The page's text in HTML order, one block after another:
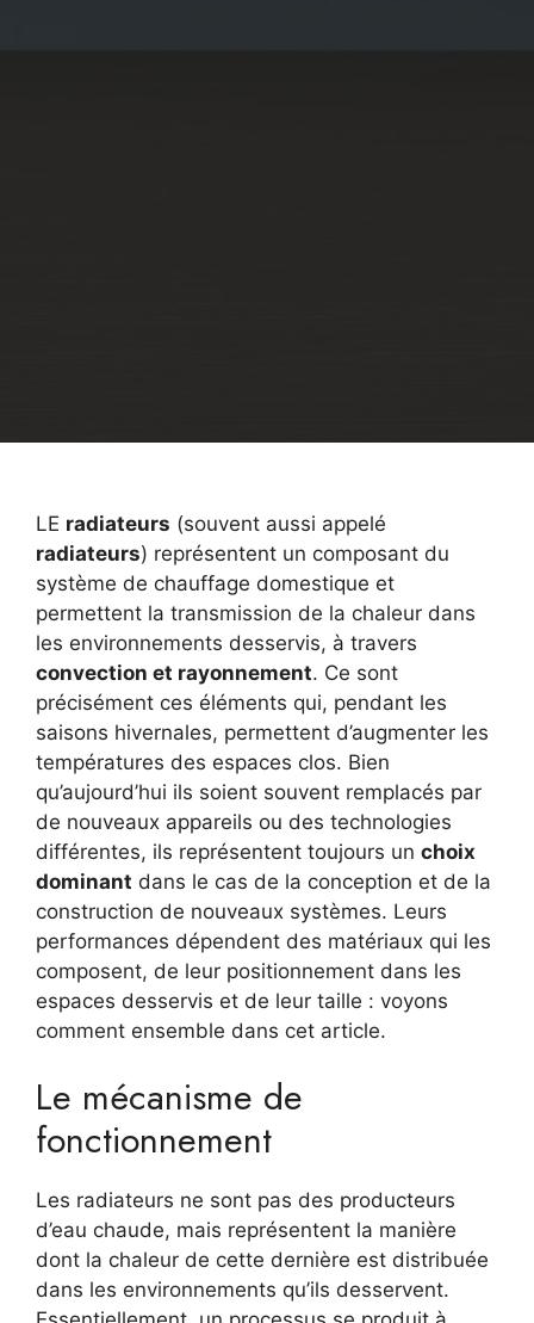
LE radiateurs (souvent aussi appelé
radiateurs) représentent un composant du
système de chauffage domestique et
permettent la transmission de la chaleur dans
les environnements desservis, à travers
convection et rayonnement. Ce sont
précisément ces éléments qui, pendant les
saisons hivernales, permettent d’augmenter les
températures des espaces clos. Bien
qu’aujourd’hui ils soient souvent remplacés par
de nouveaux appareils ou des technologies
différentes, ils représentent toujours un choix
dominant dans le cas de la conception et de la
construction de nouveaux systèmes. Leurs
performances dépendent des matériaux qui les
composent, de leur positionnement dans les
espaces desservis et de leur taille : voyons
comment ensemble dans cet article.
Le mécanisme de
fonctionnement
Les radiateurs ne sont pas des producteurs
d’eau chaude, mais représentent la manière
dont la chaleur de cette dernière est distribuée
dans les environnements qu’ils desservent.